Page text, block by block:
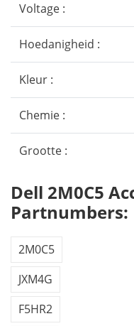
Voltage :
Hoedanigheid :
Kleur :
Chemie :
Grootte :
Dell 2M0C5
Partnumbers:
2M0C5
JXM4G
F5HR2